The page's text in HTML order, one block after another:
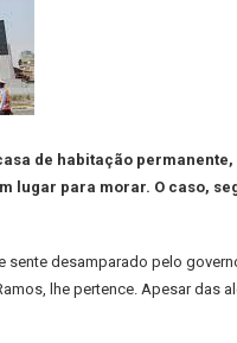
de habitação
lugar para morar. O caso,
desamparado pelo
lhe pertence. Apesar das